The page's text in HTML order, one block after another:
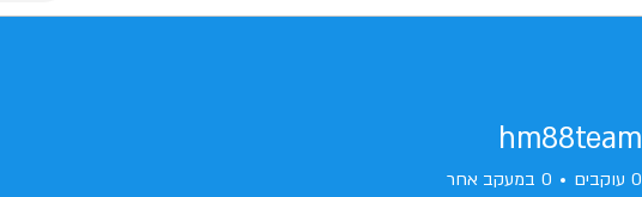
hm88team
0 עוקבים 0 במעקב אחר